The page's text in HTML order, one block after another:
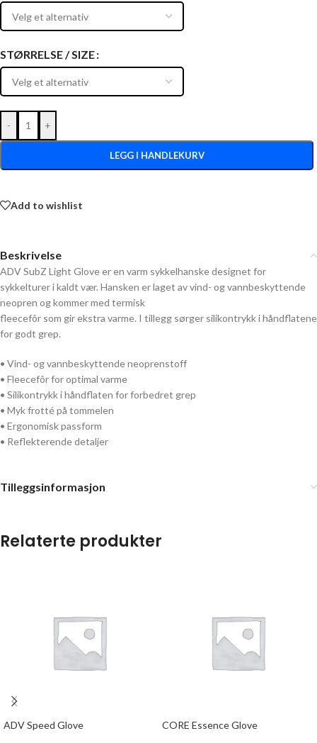
STØRRELSE / SIZE
- +
LEGG I HANDLEKURV
Add to wishlist
Beskrivelse
ADV SubZ Light Glove er en varm sykkelhanske designet for
sykkelturer i kaldt vær. Hansken er laget av vind- og vannbeskyttende
neopren og kommer med termisk
fleecefôr som gir ekstra varme. I tillegg sørger silikontrykk i håndflatene
for godt grep.
• Vind- og vannbeskyttende neoprenstoff
• Fleecefôr for optimal varme
• Silikontrykk i håndflaten for forbedret grep
• Myk frotté på tommelen
• Ergonomisk passform
• Reflekterende detaljer
Tilleggsinformasjon
Relaterte produkter
ADV Speed Glove CORE Essence Glove